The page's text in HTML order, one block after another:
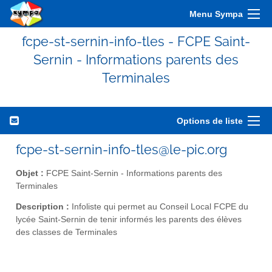
Menu Sympa
fcpe-st-sernin-info-tles - FCPE Saint-
Sernin - Informations parents des
Terminales
Options de liste
fcpe-st-sernin-info-tles@le-pic.org
Objet : FCPE Saint-Sernin - Informations parents des
Terminales
Description : Infoliste qui permet au Conseil Local FCPE du
lycée Saint-Sernin de tenir informés les parents des élèves
des classes de Terminales